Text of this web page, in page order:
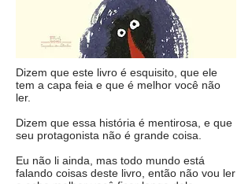
Dizem que este livro é esquisito, que ele
tem a capa feia e que é melhor você não
ler.
Dizem que essa história é mentirosa, e que
seu protagonista não é grande coisa.
Eu não li ainda, mas todo mundo está
falando coisas deste livro, então não vou ler